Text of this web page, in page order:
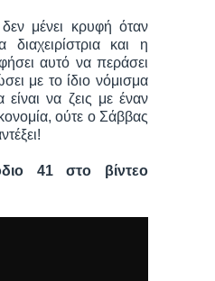
μένει κρυφή όταν
διαχειρίστρια και η
αυτό να περάσει
με το ίδιο νόμισμα
είναι να ζεις με έναν
ούτε ο Σάββας
41 στο βίντεο